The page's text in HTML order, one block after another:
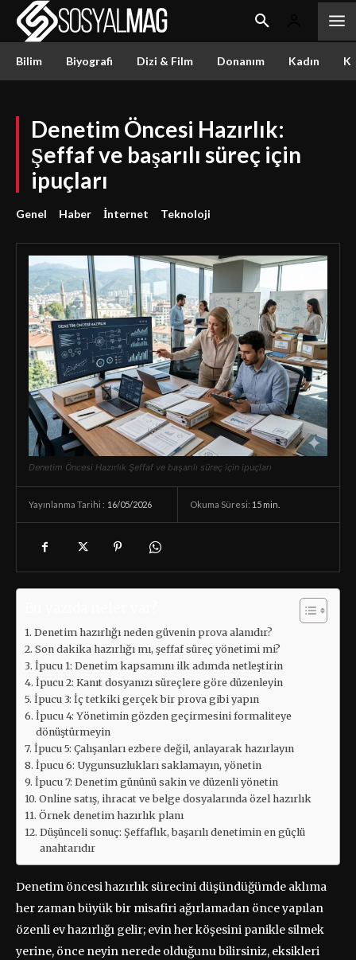
Bilim Biyografi Dizi & Film Donanım Kadın
Denetim Öncesi Hazırlık:
Şeffaf ve başarılı süreç için
ipuçları
Genel Haber İnternet Teknoloji
Denetim Öncesi Hazırlık Şeffaf ve başarılı süreç için ipuçları
Yayınlanma Tarihi : 16/05/2026 Okuma Süresi: 15 min.
Denetim hazırlığı neden güvenin prova alanıdır?
Son dakika hazırlığı mı, şeffaf süreç yönetimi mi?
İpucu 1: Denetim kapsamını ilk adımda netleştirin
İpucu 2: Kanıt dosyanızı süreçlere göre düzenleyin
İpucu 3: İç tetkiki gerçek bir prova gibi yapın
İpucu 4: Yönetimin gözden geçirmesini formaliteye
dönüştürmeyin
İpucu 5: Çalışanları ezbere değil, anlayarak hazırlayın
İpucu 6: Uygunsuzlukları saklamayın, yönetin
İpucu 7: Denetim gününü sakin ve düzenli yönetin
Online satış, ihracat ve belge dosyalarında özel hazırlık
Örnek denetim hazırlık planı
Düşünceli sonuç: Şeffaflık, başarılı denetimin en güçlü
anahtarıdır
Denetim öncesi hazırlık sürecini düşündüğümde aklıma
her zaman büyük bir misafiri ağırlamadan önce yapılan
özenli ev hazırlığı gelir; evin her köşesini panikle silmek
yerine, önce neyin nerede olduğunu bilirsiniz, eksikleri